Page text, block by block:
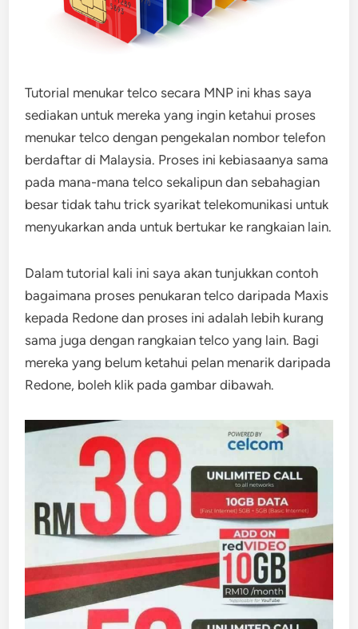
Tutorial menukar telco secara MNP ini khas saya
sediakan untuk mereka yang ingin ketahui proses
menukar telco dengan pengekalan nombor telefon
berdaftar di Malaysia. Proses ini kebiasaanya sama
pada mana-mana telco sekalipun dan sebahagian
besar tidak tahu trick syarikat telekomunikasi untuk
menyukarkan anda untuk bertukar ke rangkaian lain.
Dalam tutorial kali ini saya akan tunjukkan contoh
bagaimana proses penukaran telco daripada Maxis
kepada Redone dan proses ini adalah lebih kurang
sama juga dengan rangkaian telco yang lain. Bagi
mereka yang belum ketahui pelan menarik daripada
Redone, boleh klik pada gambar dibawah.